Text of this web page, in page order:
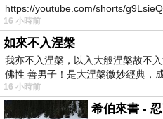
https://youtube.com/shorts/
16 小時前
如來不入涅槃
我亦不入涅槃，以入大般涅槃故不
佛性 善男子！是大涅槃微妙經典，
16 小時前
希伯來書 -